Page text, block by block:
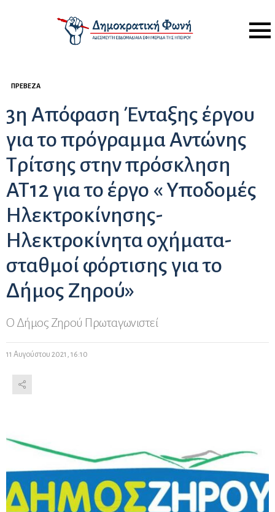
Menu
ΠΡΈΒΕΖΑ
3η Απόφαση Ένταξης έργου
για το πρόγραμμα Αντώνης
Τρίτσης στην πρόσκληση
ΑΤ12 για το έργο « Υποδομές
Ηλεκτροκίνησης-
Ηλεκτροκίνητα οχήματα-
σταθμοί φόρτισης για το
Δήμος Ζηρού»
Ο Δήμος Ζηρού Πρωταγωνιστεί
11 Αυγούστου 2021, 16:10